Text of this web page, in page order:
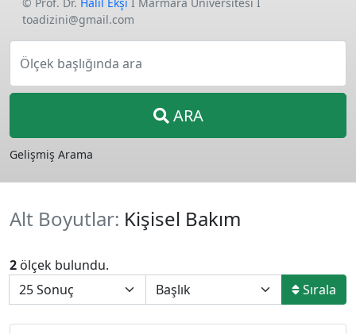
toadizini@gmail.com
Ölçek başlığında ara
ARA
Gelişmiş Arama
Alt Boyutlar: Kişisel Bakım
2 ölçek bulundu.
Sırala